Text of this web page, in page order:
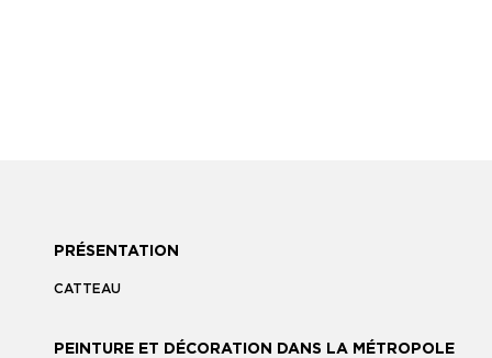
PRÉSENTATION
CATTEAU
PEINTURE ET DÉCORATION DANS LA MÉTROPOLE